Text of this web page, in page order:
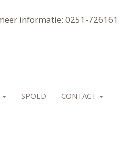
informatie: 0251-726161
SPOED CONTACT